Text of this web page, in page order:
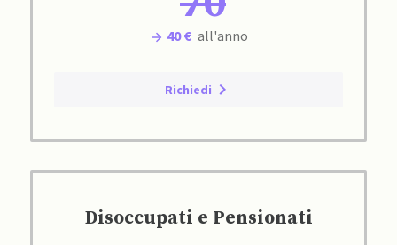
40 € all'anno
Richiedi
Disoccupati e Pensionati